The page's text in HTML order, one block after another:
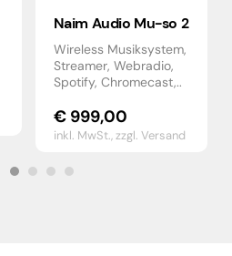
Naim Audio Mu-so 2
Wireless Musiksystem,
Streamer, Webradio,
Spotify, Chromecast,..
€999,00
inkl. MwSt.,zzgl. Versand